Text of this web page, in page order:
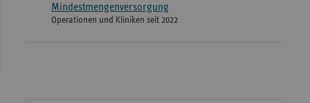
Mindestmengenversorgung
Operationen und Kliniken seit 2022